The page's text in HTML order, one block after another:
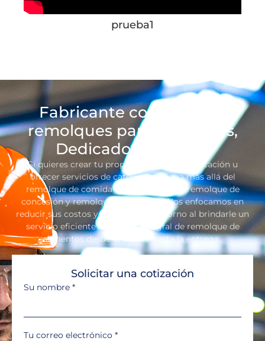
prueba1
Fabricante confiable de
remolques para alimentos,
Dedicado a su éxito
Si quieres crear tu propia marca de alimentación u
ofrecer servicios de catering, no vaya más allá del
remolque de comida SEEKER TRAILER,remolque de
concesión y remolque de catering. Nos enfocamos en
reducir sus costos y aumentar su retorno al brindarle un
servicio eficiente., Solución integral de remolque de
alimentos desde el diseño hasta la entrega..
Solicitar una cotización
Su nombre *
Tu correo electrónico *